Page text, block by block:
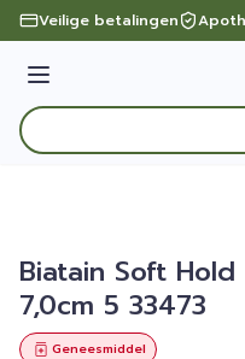
Ga naar de inhoud
Veilige betalingen
Menu
Product, merk,
Biatain Soft
7,0cm 5 33473
Geneesmiddel